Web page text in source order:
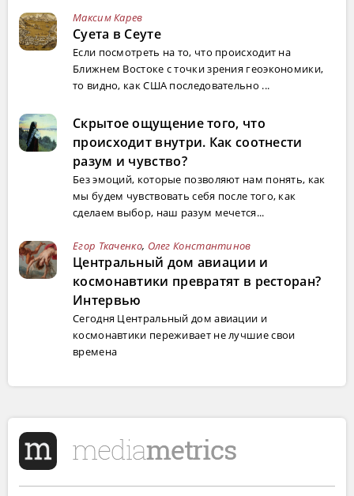
Максим Карев
Суета в Сеуте
Если посмотреть на то, что происходит на
Ближнем Востоке с точки зрения геоэкономики,
то видно, как США последовательно ...
Скрытое ощущение того, что
происходит внутри. Как соотнести
разум и чувство?
Без эмоций, которые позволяют нам понять, как
мы будем чувствовать себя после того, как
сделаем выбор, наш разум мечется...
Егор Ткаченко, Олег Константинов
Центральный дом авиации и
космонавтики превратят в ресторан?
Интервью
Сегодня Центральный дом авиации и
космонавтики переживает не лучшие свои
времена